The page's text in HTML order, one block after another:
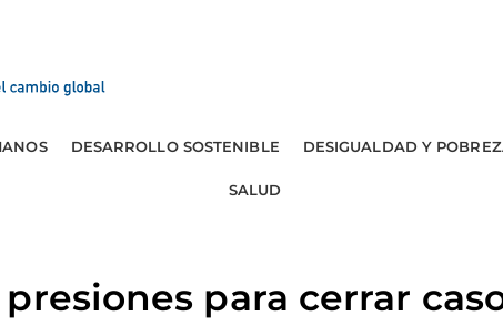
DESARROLLO SOSTENIBLE DESIGUALDAD Y
SALUD
para cerrar